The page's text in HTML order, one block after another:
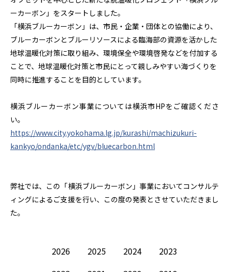
ーカーボン」をスタートしました。
「横浜ブルーカーボン」は、市民・企業・団体との協働により、
ブルーカーボンとブルーリソースによる臨海部の資源を活かした
地球温暖化対策に取り組み、環境保全や環境啓発などを付加する
ことで、地球温暖化対策と市民にとって親しみやすい海づくりを
同時に推進することを目的としています。
横浜ブルーカーボン事業については横浜市HPをご確認くださ
い。
https://www.city.yokohama.lg.jp/kurashi/machizukuri-
kankyo/ondanka/etc/ygv/bluecarbon.html
弊社では、この「横浜ブルーカーボン」事業においてコンサルテ
ィングによるご支援を行い、この度の発表とさせていただきまし
た。
2026 2025 2024
2023